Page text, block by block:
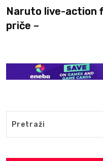
Naruto live-action
priče –